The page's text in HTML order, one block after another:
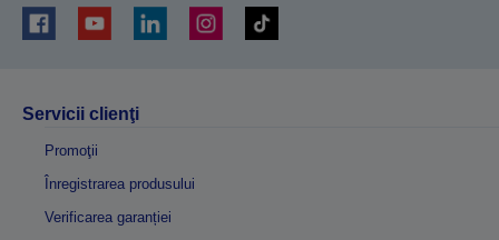
Servicii clienţi
Promoţii
Înregistrarea produsului
Verificarea garanției